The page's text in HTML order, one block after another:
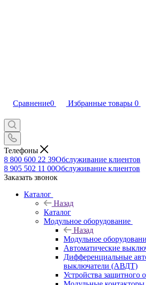
Сравнение0 Избранные товары 0
Телефоны
8 800 600 22 39Обслуживание клиентов
8 905 502 11 00Обслуживание клиентов
Заказать звонок
Каталог
Назад
Каталог
Модульное оборудование
Назад
Модульное
Автоматические
Дифференциальные
выключатели (АВДТ)
Устройства защитного